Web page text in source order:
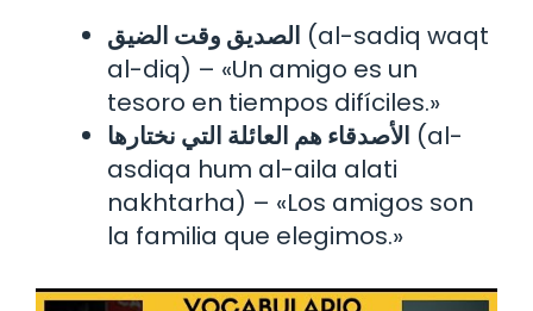
الصديق وقت الضيق (al-sadiq waqt
al-diq) – «Un amigo es un
tesoro en tiempos difíciles.»
الأصدقاء هم العائلة التي نختارها (al-
asdiqa hum al-aila alati
nakhtarha) – «Los amigos son
la familia que elegimos.»